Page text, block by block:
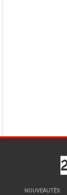
NOUVEAUTÉS